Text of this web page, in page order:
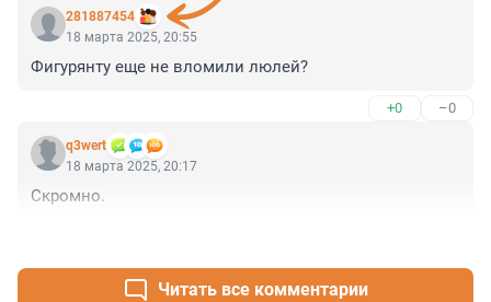
281887454
18 марта 2025, 20:55
Фигурянту еще не вломили люлей?
+0 –0
q3wert
18 марта 2025, 20:17
Скромно.
Читать все комментарии